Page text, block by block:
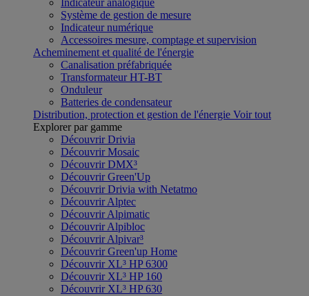
Indicateur analogique
Système de gestion de mesure
Indicateur numérique
Accessoires mesure, comptage et supervision
Acheminement et qualité de l'énergie
Canalisation préfabriquée
Transformateur HT-BT
Onduleur
Batteries de condensateur
Distribution, protection et gestion de l'énergie Voir tout
Explorer par gamme
Découvrir Drivia
Découvrir Mosaic
Découvrir DMX³
Découvrir Green'Up
Découvrir Drivia with Netatmo
Découvrir Alptec
Découvrir Alpimatic
Découvrir Alpibloc
Découvrir Alpivar³
Découvrir Green'up Home
Découvrir XL³ HP 6300
Découvrir XL³ HP 160
Découvrir XL³ HP 630